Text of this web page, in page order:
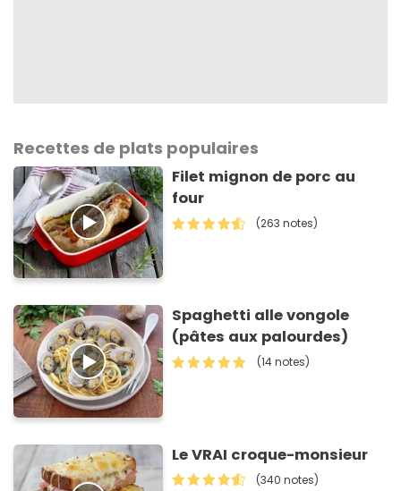
Recettes de plats populaires
Filet mignon de porc au
four
(263 notes)
Spaghetti alle vongole
(pâtes aux palourdes)
(14 notes)
Le VRAI croque-monsieur
(340 notes)